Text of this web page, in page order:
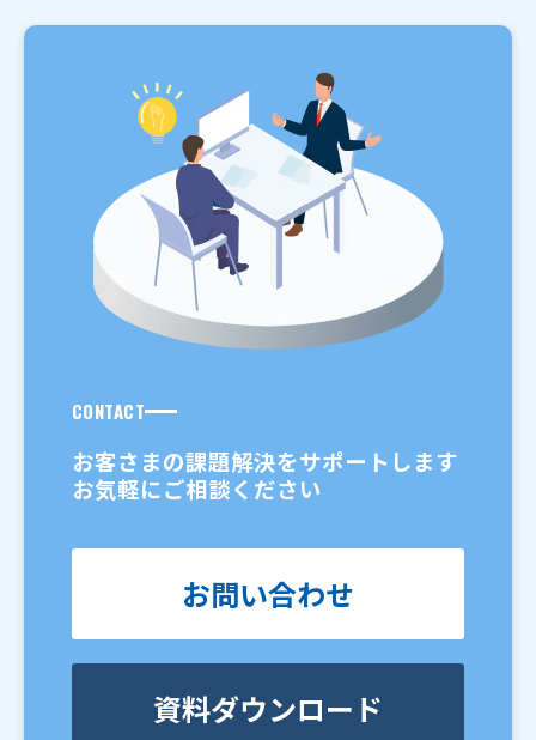
CONTACT
お客さまの課題解決をサポートします
お気軽にご相談ください
お問い合わせ
資料ダウンロード